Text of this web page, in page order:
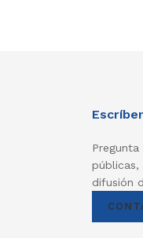
difusión